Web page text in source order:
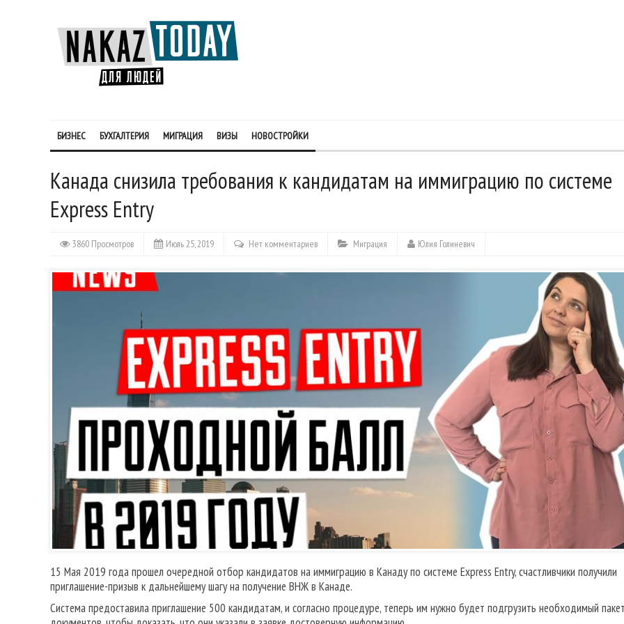
БИЗНЕС БУХГАЛТЕРИЯ МИГРАЦИЯ ВИЗЫ НОВОСТРОЙКИ
Канада снизила требования к кандидатам на иммиграцию по системе
Express Entry
3860 Просмотров Июль 25, 2019 Нет комментариев Миграция Юлия Голиневич
15 Мая 2019 года прошел очередной отбор кандидатов на иммиграцию в Канаду по системе Express Entry, счастливчики получили
приглашение-призыв к дальнейшему шагу на получение ВНЖ в Канаде.
Система предоставила приглашение 500 кандидатам, и согласно процедуре, теперь им нужно будет подгрузить необходимый